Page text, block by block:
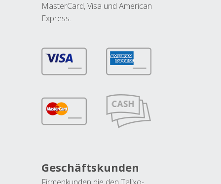
MasterCard, Visa und American
Express.
Geschäftskunden